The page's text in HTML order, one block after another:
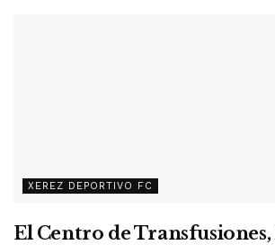
XEREZ DEPORTIVO FC
El Centro de Transfusiones,